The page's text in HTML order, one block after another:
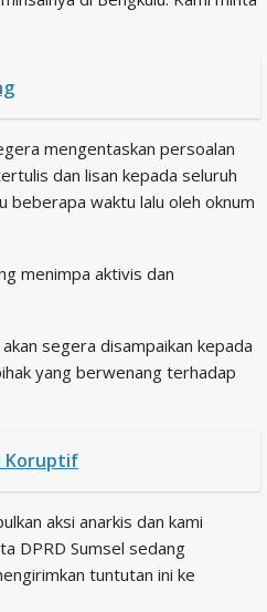
mengentaskan persoalan
dan lisan kepada seluruh
waktu lalu oleh oknum
menimpa aktivis dan
segera disampaikan kepada
yang berwenang terhadap
Koruptif
aksi anarkis dan kami
DPRD Sumsel sedang
tuntutan ini ke